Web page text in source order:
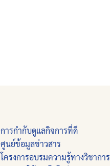
การกำกับดูแลกิจการที่ดี
ศูนย์ข้อมูลข่าวสาร
โครงการอบรมความรู้ทางวิชาการ